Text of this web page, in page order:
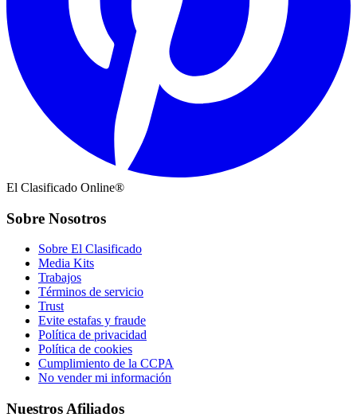
El Clasificado Online®
Sobre Nosotros
Sobre El Clasificado
Media Kits
Trabajos
Términos de servicio
Trust
Evite estafas y fraude
Política de privacidad
Política de cookies
Cumplimiento de la CCPA
No vender mi información
Nuestros Afiliados